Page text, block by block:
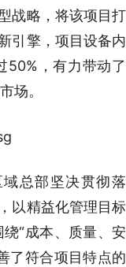
战略，将该项目打
引擎，项目设备内
50%，有力带动了
场。
总部坚决贯彻落
以精益化管理目标
“成本、质量、安
了符合项目特点的